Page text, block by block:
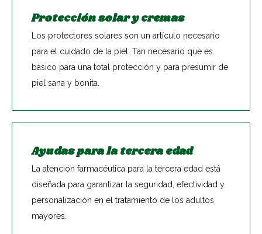
Protección solar y cremas
Los protectores solares son un artículo necesario
para el cuidado de la piel. Tan necesario que es
básico para una total protección y para presumir de
piel sana y bonita.
Ayudas para la tercera edad
La atención farmacéutica para la tercera edad está
diseñada para garantizar la seguridad, efectividad y
personalización en el tratamiento de los adultos
mayores.